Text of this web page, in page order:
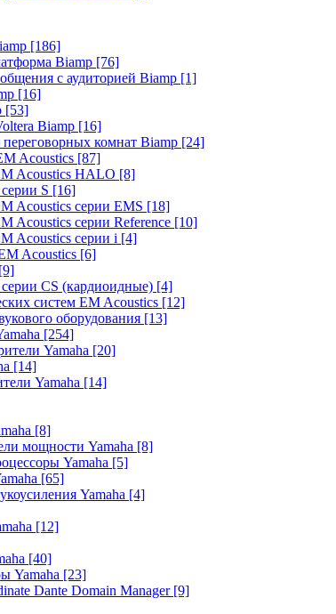
[186]
Biamp [76]
с аудиторией Biamp [1]
[16]
[53]
Biamp [16]
комнат Biamp [24]
Acoustics [87]
Acoustics HALO [8]
S [16]
Acoustics серии EMS [18]
Acoustics серии Reference [10]
Acoustics серии i [4]
Acoustics [6]
[9]
CS (кардиоидные) [4]
систем EM Acoustics [12]
оборудования [13]
[254]
Yamaha [20]
[14]
Yamaha [14]
[8]
мощности Yamaha [8]
Yamaha [5]
[65]
Yamaha [4]
[12]
[40]
Yamaha [23]
Dante Domain Manager [9]